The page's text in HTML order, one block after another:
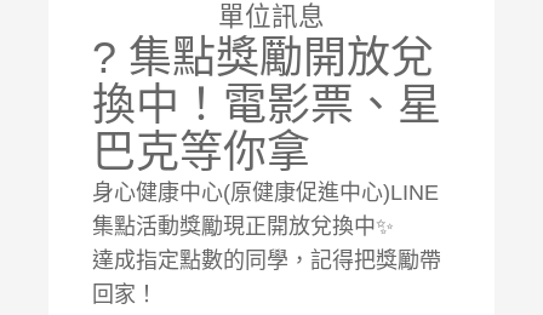
單位訊息
? 集點獎勵開放兌
換中！電影票、星
巴克等你拿
身心健康中心(原健康促進中心)LINE
集點活動獎勵現正開放兌換中✨
達成指定點數的同學，記得把獎勵帶
回家！